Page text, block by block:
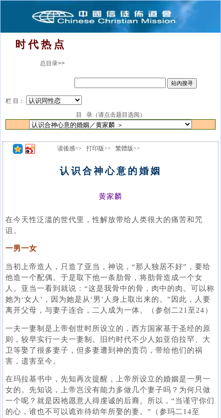
时 代 热 点
总目录>>
栏 目：
目 录（请点击题目选阅）
读後感>> 打印版>> 繁體版>>
认识合神心意的婚姻
黄家麟
在今天性泛滥的世代里，性解放带给人类很大的痛苦和咒
诅。
一男一女
当初上帝造人，只造了亚当，神说，“那人独居不好”，要给
他造一个配偶。于是取下他一条肋骨，将肋骨造成一个女
人。亚当一看到就说：“这是我骨中的骨，肉中的肉。可以称
她为‘女人’，因为她是从‘男’人身上取出来的。”因此，人要
离开父母，与妻子连合，二人成为一体。（参创二21至24）
一夫一妻制是上帝创世时所设立的，西方国家基于圣经的原
则，较早实行一夫一妻制。旧约时代不少人如亚伯拉罕、大
卫等娶了很多妻子，但多妻遭到神的责罚，带给他们的祸
害，遗害至今。
在玛拉基书中，先知再次提醒，上帝所设立的婚姻是一男一
女的。先知说，上帝岂没有能力多做几个妻子吗？为何只做
一个呢？就是因祂愿意人得虔诚的后裔。所以，“当谨守你们
的心，谁也不可以诡诈待幼年所娶的妻。”（参玛二14至